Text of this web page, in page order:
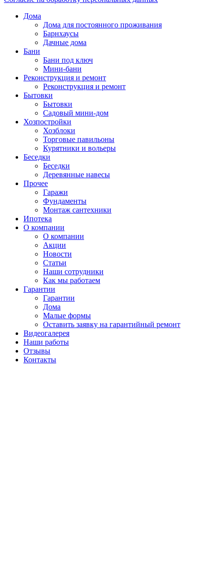
Дома
Дома для постоянного проживания
Барнхаусы
Дачные дома
Бани
Бани под ключ
Мини-бани
Реконструкция и ремонт
Реконструкция и ремонт
Бытовки
Бытовки
Садовый мини-дом
Хозпостройки
Хозблоки
Торговые павильоны
Курятники и вольеры
Беседки
Беседки
Деревянные навесы
Прочее
Гаражи
Фундаменты
Монтаж сантехники
Ипотека
О компании
О компании
Акции
Новости
Статьи
Наши сотрудники
Как мы работаем
Гарантии
Гарантии
Дома
Малые формы
Оставить заявку на гарантийный ремонт
Видеогалерея
Наши работы
Отзывы
Контакты